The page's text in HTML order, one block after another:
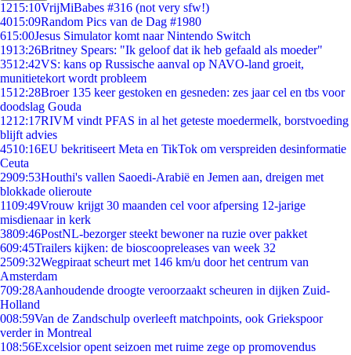
1215:10VrijMiBabes #316 (not very sfw!)
4015:09Random Pics van de Dag #1980
615:00Jesus Simulator komt naar Nintendo Switch
1913:26Britney Spears: "Ik geloof dat ik heb gefaald als moeder"
3512:42VS: kans op Russische aanval op NAVO-land groeit,
munitietekort wordt probleem
1512:28Broer 135 keer gestoken en gesneden: zes jaar cel en tbs voor
doodslag Gouda
1212:17RIVM vindt PFAS in al het geteste moedermelk, borstvoeding
blijft advies
4510:16EU bekritiseert Meta en TikTok om verspreiden desinformatie
Ceuta
2909:53Houthi's vallen Saoedi-Arabië en Jemen aan, dreigen met
blokkade olieroute
1109:49Vrouw krijgt 30 maanden cel voor afpersing 12-jarige
misdienaar in kerk
3809:46PostNL-bezorger steekt bewoner na ruzie over pakket
609:45Trailers kijken: de bioscoopreleases van week 32
2509:32Wegpiraat scheurt met 146 km/u door het centrum van
Amsterdam
709:28Aanhoudende droogte veroorzaakt scheuren in dijken Zuid-
Holland
008:59Van de Zandschulp overleeft matchpoints, ook Griekspoor
verder in Montreal
108:56Excelsior opent seizoen met ruime zege op promovendus